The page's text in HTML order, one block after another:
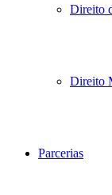
Direito
Direito
Parcerias